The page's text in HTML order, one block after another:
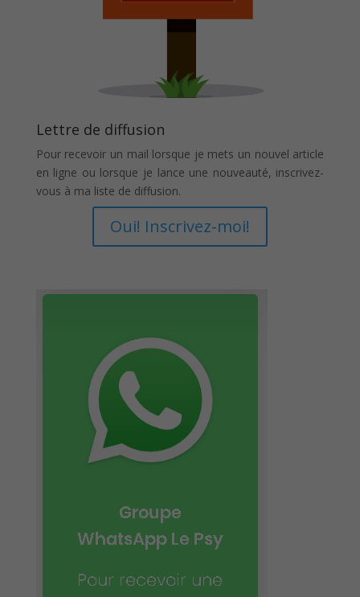
Lettre de diffusion
Pour recevoir un mail lorsque je mets un nouvel article
en ligne ou lorsque je lance une nouveauté, inscrivez-
vous à ma liste de diffusion.
Oui! Inscrivez-moi!